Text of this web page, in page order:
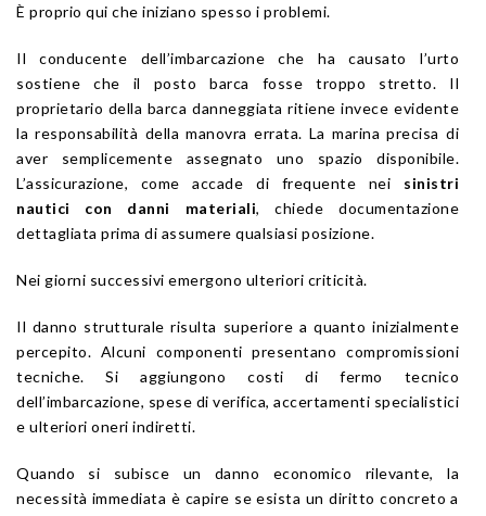
È proprio qui che iniziano spesso i problemi.
Il conducente dell’imbarcazione che ha causato l’urto
sostiene che il posto barca fosse troppo stretto. Il
proprietario della barca danneggiata ritiene invece evidente
la responsabilità della manovra errata. La marina precisa di
aver semplicemente assegnato uno spazio disponibile.
L’assicurazione, come accade di frequente nei sinistri
nautici con danni materiali, chiede documentazione
dettagliata prima di assumere qualsiasi posizione.
Nei giorni successivi emergono ulteriori criticità.
Il danno strutturale risulta superiore a quanto inizialmente
percepito. Alcuni componenti presentano compromissioni
tecniche. Si aggiungono costi di fermo tecnico
dell’imbarcazione, spese di verifica, accertamenti specialistici
e ulteriori oneri indiretti.
Quando si subisce un danno economico rilevante, la
necessità immediata è capire se esista un diritto concreto a